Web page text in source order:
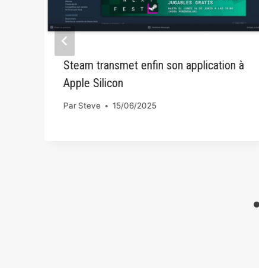
Steam transmet enfin son application à
Apple Silicon
ParSteve 15/06/2025